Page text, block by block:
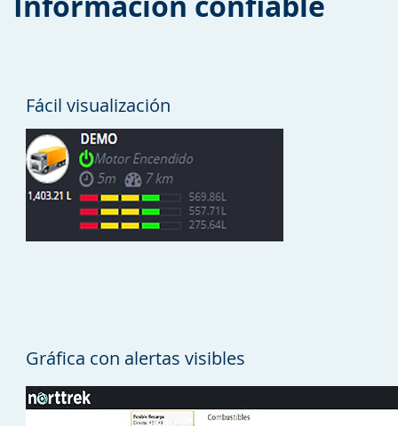
Gráfica con alertas visibles
Fácil visualización